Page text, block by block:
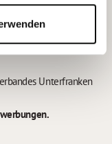
Unterfranken